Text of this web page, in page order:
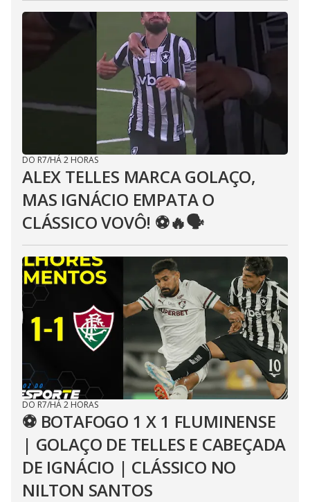
DO R7/HÁ 2 HORAS
ALEX TELLES MARCA GOLAÇO,
MAS IGNÁCIO EMPATA O
CLÁSSICO VOVÔ! ⚽️🔥🗣
DO R7/HÁ 2 HORAS
⚽ BOTAFOGO 1 X 1 FLUMINENSE
| GOLAÇO DE TELLES E CABEÇADA
DE IGNÁCIO | CLÁSSICO NO
NILTON SANTOS